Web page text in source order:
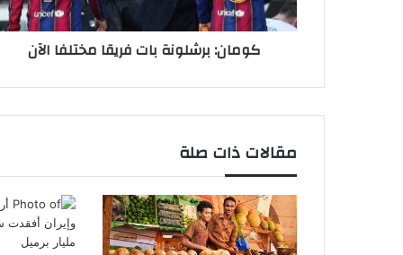
كومان: برشلونة بات فريقا مختلفا الآن
مقالات ذات صلة